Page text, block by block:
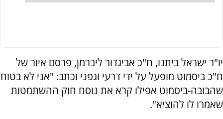
יו"ר ישראל ביתנו, ח"כ אביגדור ליברמן, פרסם איור של
ח"כ ביסמוט מופעל על ידי דרעי וגפני וכתב: "אני לא בטוח
שהבובה-ביסמוט אפילו קרא את נוסח חוק ההשתמטות
שאמרו לו להוציא".